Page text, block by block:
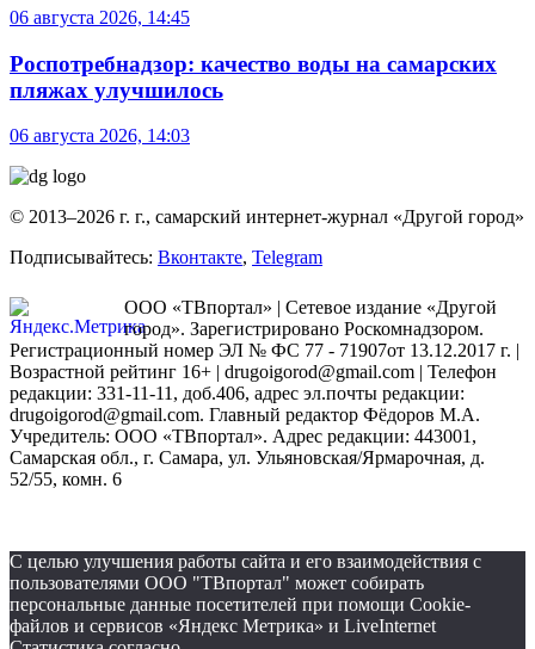
06 августа 2026, 14:45
Роспотребнадзор: качество воды на самарских
пляжах улучшилось
06 августа 2026, 14:03
© 2013–2026 г. г., самарский интернет-журнал «Другой город»
Подписывайтесь: Вконтакте, Telegram
ООО «ТВпортал» | Сетевое издание «Другой
город». Зарегистрировано Роскомнадзором.
Регистрационный номер ЭЛ № ФС 77 - 71907от 13.12.2017 г. |
Возрастной рейтинг 16+ | drugoigorod@gmail.com | Телефон
редакции: 331-11-11, доб.406, адрес эл.почты редакции:
drugoigorod@gmail.com. Главный редактор Фёдоров М.А.
Учредитель: ООО «ТВпортал». Адрес редакции: 443001,
Самарская обл., г. Самара, ул. Ульяновская/Ярмарочная, д.
52/55, комн. 6
С целью улучшения работы сайта и его взаимодействия с
пользователями ООО "ТВпортал" может собирать
персональные данные посетителей при помощи Cookie-
файлов и сервисов «Яндекс Метрика» и LiveInternet